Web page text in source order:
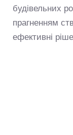
будівельних
прагненням
ефективні